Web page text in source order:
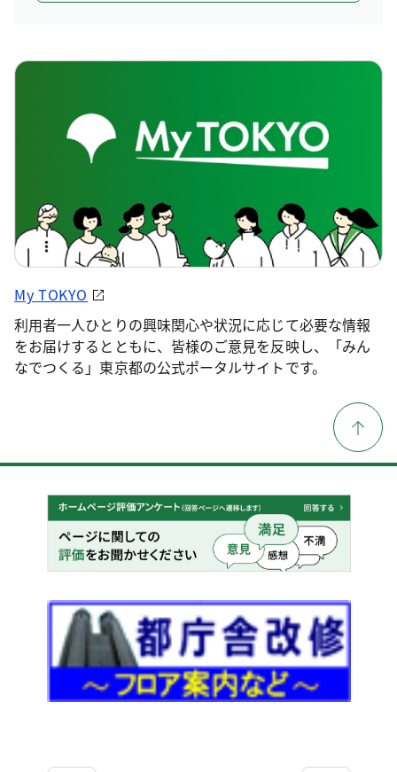
My TOKYO
利用者一人ひとりの興味関心や状況に応じて必要な情報
をお届けするとともに、皆様のご意見を反映し、「みん
なでつくる」東京都の公式ポータルサイトです。